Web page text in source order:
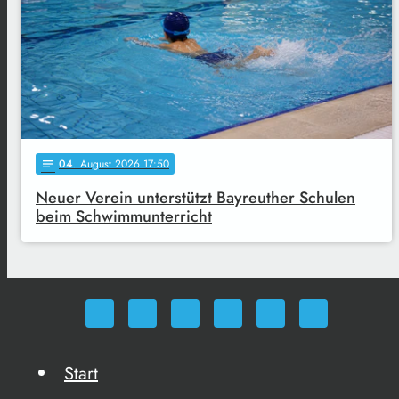
notes 04. August 2026 17:50
Neuer Verein unterstützt Bayreuther Schulen
beim Schwimmunterricht
Start